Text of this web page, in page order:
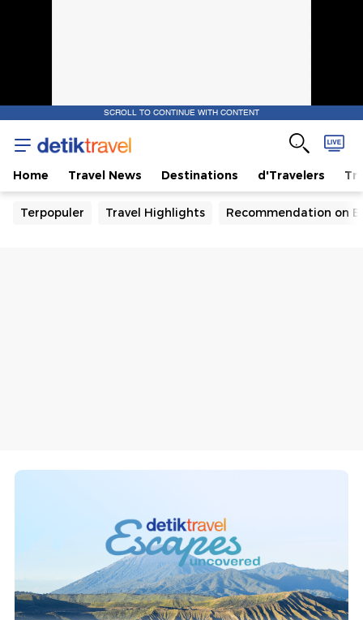
SCROLL TO CONTINUE WITH CONTENT
Home Travel News Destinations d'Travelers
Terpopuler Travel Highlights Recommendation on